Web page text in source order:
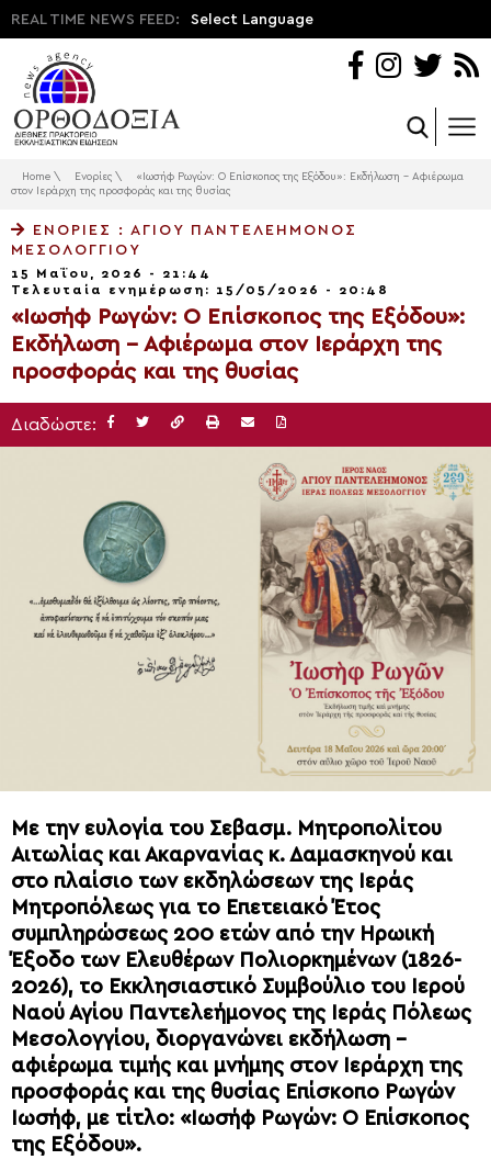
REAL TIME NEWS FEED: Select Language
Home \ Ενορίες \
«Ιωσήφ Ρωγών: Ο Επίσκοπος της Εξόδου»: Εκδήλωση – Αφιέρωμα
στον Ιεράρχη της προσφοράς και της θυσίας
ΕΝΟΡΊΕΣ : ΑΓΊΟΥ ΠΑΝΤΕΛΕΉΜΟΝΟΣ
ΜΕΣΟΛΟΓΓΊΟΥ
15 Μαΐου, 2026 - 21:44
Τελευταία ενημέρωση: 15/05/2026 - 20:48
«Ιωσήφ Ρωγών: Ο Επίσκοπος της Εξόδου»:
Εκδήλωση – Αφιέρωμα στον Ιεράρχη της
προσφοράς και της θυσίας
Διαδώστε:
Με την ευλογία του Σεβασμ. Μητροπολίτου
Αιτωλίας και Ακαρνανίας κ. Δαμασκηνού και
στο πλαίσιο των εκδηλώσεων της Ιεράς
Μητροπόλεως για το Επετειακό Έτος
συμπληρώσεως 200 ετών από την Ηρωική
Έξοδο των Ελευθέρων Πολιορκημένων (1826-
2026), το Εκκλησιαστικό Συμβούλιο του Ιερού
Ναού Αγίου Παντελεήμονος της Ιεράς Πόλεως
Μεσολογγίου, διοργανώνει εκδήλωση –
αφιέρωμα τιμής και μνήμης στον Ιεράρχη της
προσφοράς και της θυσίας Επίσκοπο Ρωγών
Ιωσήφ, με τίτλο: «Ιωσήφ Ρωγών: Ο Επίσκοπος
της Εξόδου».